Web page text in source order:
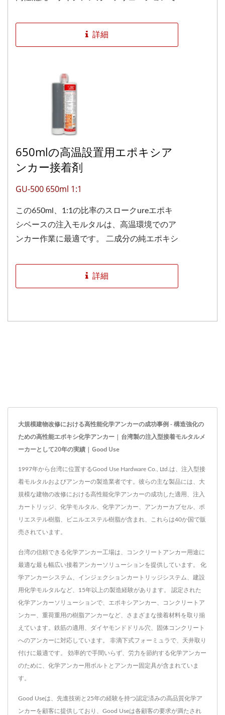
詳細
650mlの高温設置用エポキシア
ンカー接着剤
GU-500 650ml 1:1
この650ml、1:1の比率のスロークureエポキ
シベースの注入モルタルは、高温環境でのア
ンカー作業に最適です。 二成分の純エポキシ
あり、閉鎖された場所や換気の悪い場所での
使用に安全です。...
詳細
大規模建物改修における高性能化学アンカーの成功事例 - 構造強化の
ための高性能エポキシ化学アンカー | 台湾製の注入型接着モルタルメ
ーカーとして20年の実績 | Good Use
1997年から台湾に位置するGood Use Hardware Co., Ltd.は、注入型接
着モルタルおよびアンカーの製造業者です。彼らの主な製品には、大
規模な建物の改修における高性能化学アンカーの成功した適用、注入
カートリッジ、化学モルタル、化学アンカー、アンカーカプセル、ポ
リエステル樹脂、ビニルエステル樹脂が含まれ、これらは40か国で販
売されています。
台湾の信頼できる化学アンカー工場は、コンクリートアンカー用途に
最適な最も幅広い接着アンカーソリューションを提供しています。 化
学アンカーシステム、インジェクションカートリッジシステム、建設
用化学モルタルなど、15年以上の製造経験があります。 認定された
化学アンカーソリューションで、エポキシアンカー、コンクリートア
ンカー、重荷重用の樹脂アンカーなど、さまざまな接着材料を取り揃
えています。鉄筋の適用、ダイヤモンドドリル穴、固体コンクリート
へのアンカーに対応しています。 非滴下式フォーミュラで、天井取り
付けに最適です。 効率的で手間いらず、労力を節約する化学アンカー
のために、化学アンカー用ボルトとアンカー固定具が含まれていま
す。
Good Useは、先進技術と25年の経験を持つ認定済みの高品質化学ア
ンカーを顧客に提供しており、Good Useは各顧客の要求が満たされ